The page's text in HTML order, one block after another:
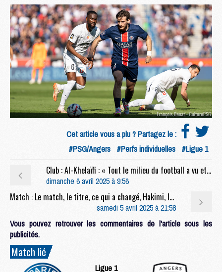
Cet article vous a plu ? Partagez le :
#PSG/Angers #Perfs individuelles #Ligue 1
Club : Al-Khelaïfi : « Tout le milieu du football a vu et admiré le développement de l'équipe du PSG »
dimanche 6 avril 2025 à 9:56
Match : Le match, le titre, ce qui a changé, Hakimi, la suite, etc, la conf' complète de Luis Enrique après PSG/Angers (1-0)
samedi 5 avril 2025 à 21:58
Vous pouvez retrouver les commentaires de l'article sous les
publicités.
Match lié
Ligue 1